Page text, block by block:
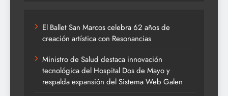
El Ballet San Marcos celebra 62 años de
creación artística con Resonancias
Ministro de Salud destaca innovación
tecnológica del Hospital Dos de Mayo y
respalda expansión del Sistema Web Galen